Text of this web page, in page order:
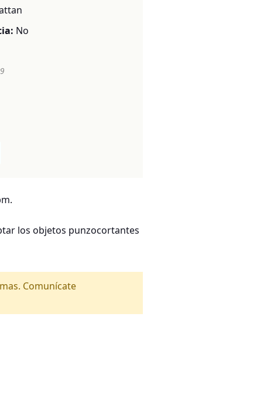
No
los objetos punzocortantes
Comunícate